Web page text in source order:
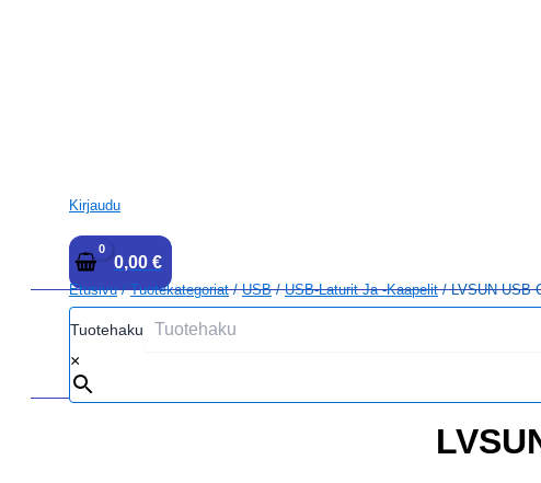
Kirjaudu
0,00€
Etusivu/Tuotekategoriat/USB/USB-Laturit Ja -kaapelit/ LVSUN USB
Tuotehaku
×